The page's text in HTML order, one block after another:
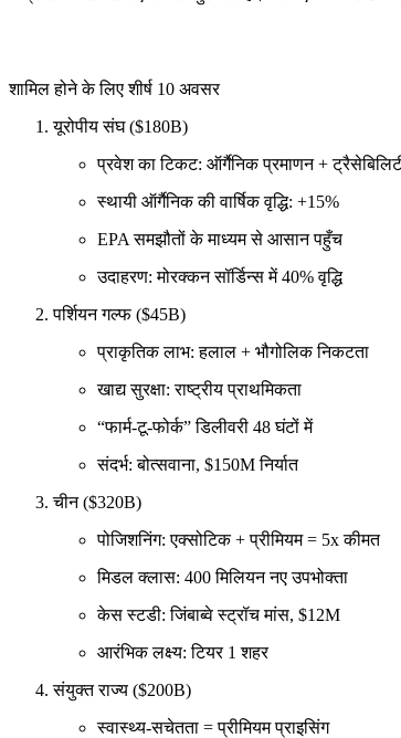
शामिल होने के लिए शीर्ष 10 अवसर
यूरोपीय संघ ($180B)
प्रवेश का टिकट: ऑर्गैनिक प्रमाणन +
स्थायी ऑर्गैनिक की वार्षिक वृद्धि: +15%
EPA समझौतों के माध्यम से आसान पहुँच
उदाहरण: मोरक्कन सॉर्डिन्स में 40% वृद्धि
पर्शियन गल्फ ($45B)
प्राकृतिक लाभ: हलाल + भौगोलिक निकटता
खाद्य सुरक्षा: राष्ट्रीय प्राथमिकता
“फार्म-टू-फोर्क” डिलीवरी 48 घंटों में
संदर्भ: बोत्सवाना, $150M निर्यात
चीन ($320B)
पोजिशनिंग: एक्सोटिक + प्रीमियम = 5x कीमत
मिडल क्लास: 400 मिलियन नए उपभोक्ता
केस स्टडी: जिंबाब्वे स्ट्रॉच मांस, $12M
आरंभिक लक्ष्य: टियर 1 शहर
संयुक्त राज्य ($200B)
स्वास्थ्य-सचेतता = प्रीमियम प्राइसिंग